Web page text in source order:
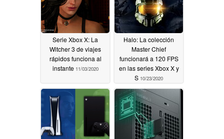
Serie Xbox X: La
Witcher 3 de viajes
rápidos funciona al
instante 11/03/2020
Halo: La colección
Master Chief
funcionará a 120 FPS
en las series Xbox X y
S 10/23/2020